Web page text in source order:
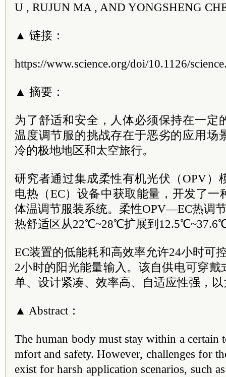
U , RUJUN MA , AND YONGSHENG
▲ 链接：
https://www.science.org/doi/10.1126/
▲ 摘要：
为了舒适和安全，人体必须保持在一定
温度调节服的挑战存在于恶劣的应用场
冷的极地地区和太空旅行。
研究者通过集成柔性有机光伏（OPV）
电热（EC）设备中获取能量，开发了一
体温调节服装系统。柔性OPV—EC热调
热舒适区从22℃~28℃扩展到
EC装置的低能耗和高效率允许24小时可
2小时的阳光能量输入。该自供电可穿
单、设计紧凑、效率高、自适应性强，
▲ Abstract：
The human body must stay within a certain
mfort and safety. However, challenges for
exist for harsh application scenarios, such